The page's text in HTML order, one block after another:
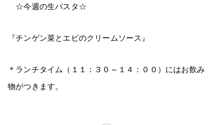
☆今週の生パスタ☆
『チンゲン菜とエビのクリームソース』
＊ランチタイム（１１：３０～１４：００）にはお飲み
物がつきます。